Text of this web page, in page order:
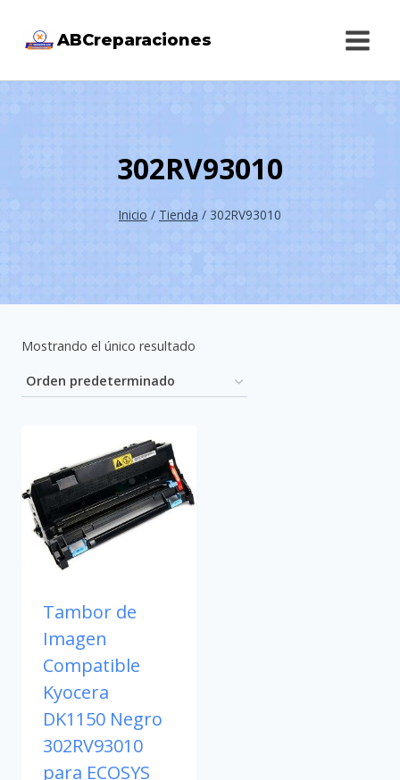
ABCreparaciones
302RV93010
Inicio / Tienda / 302RV93010
Mostrando el único resultado
Tambor de
Imagen
Compatible
Kyocera
DK1150 Negro
302RV93010
para ECOSYS